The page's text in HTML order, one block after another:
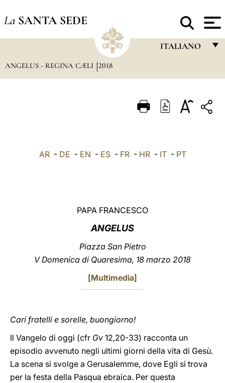
La SANTA SEDE
ITALIANO
ITALIANO
ANGELUS - REGINA CÆLI 2018
AR- DE - EN - ES- FR- HR- IT- PT
PAPA FRANCESCO
ANGELUS
Piazza San Pietro
V Domenica di Quaresima, 18 marzo 2018
[Multimedia]
Cari fratelli e sorelle, buongiorno!
Il Vangelo di oggi (cfr Gv 12,20-33) racconta un
episodio avvenuto negli ultimi giorni della vita di Gesù.
La scena si svolge a Gerusalemme, dove Egli si trova
per la festa della Pasqua ebraica. Per questa